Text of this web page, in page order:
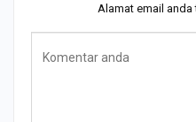
Alamat email anda